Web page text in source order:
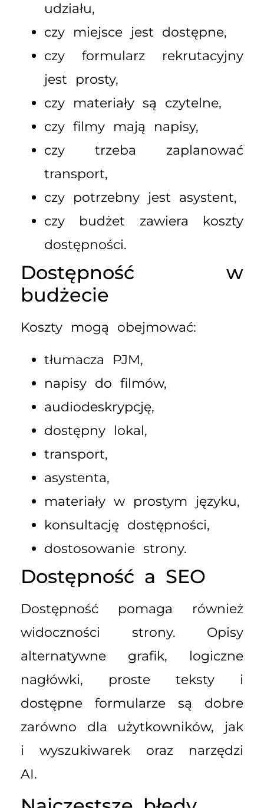
udziału,
czy miejsce jest dostępne,
czy formularz rekrutacyjny
jest prosty,
czy materiały są czytelne,
czy filmy mają napisy,
czy trzeba zaplanować
transport,
czy potrzebny jest asystent,
czy budżet zawiera koszty
dostępności.
Dostępność w
budżecie
Koszty mogą obejmować:
tłumacza PJM,
napisy do filmów,
audiodeskrypcję,
dostępny lokal,
transport,
asystenta,
materiały w prostym języku,
konsultację dostępności,
dostosowanie strony.
Dostępność a SEO
Dostępność pomaga również
widoczności strony. Opisy
alternatywne grafik, logiczne
nagłówki, proste teksty i
dostępne formularze są dobre
zarówno dla użytkowników, jak
i wyszukiwarek oraz narzędzi
AI.